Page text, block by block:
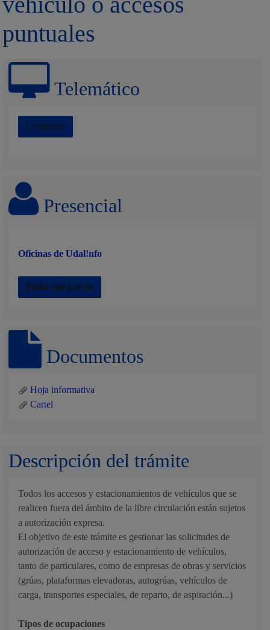
puntuales
Telemático
Comenzar
Presencial
Oficinas de Udal!nfo
Pedir cita previa
Documentos
Hoja informativa
Cartel
Descripción del trámite
Todos los accesos y estacionamientos de vehículos que se
realicen fuera del ámbito de la libre circulación están sujetos
a autorización expresa.
El objetivo de este trámite es gestionar las solicitudes de
autorización de acceso y estacionamiento de vehículos,
tanto de particulares, como de empresas de obras y servicios
(grúas, plataformas elevadoras, autogrúas, vehículos de
carga, transportes especiales, de reparto, de aspiración...)
Tipos de ocupaciones